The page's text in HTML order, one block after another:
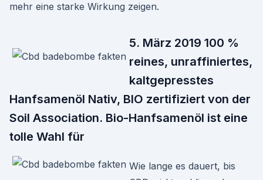
mehr eine starke Wirkung zeigen.
5. März 2019 100 %
reines, unraffiniertes,
kaltgepresstes
Hanfsamenöl Nativ, BIO zertifiziert von der
Soil Association. Bio-Hanfsamenöl ist eine
tolle Wahl für
Wie lange es dauert, bis